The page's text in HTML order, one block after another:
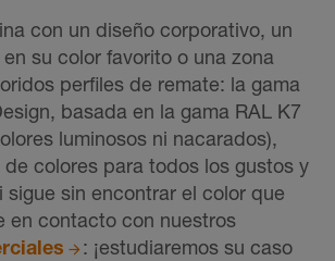
con un diseño corporativo, un
su color favorito o una zona
perfiles de remate: la gama
basada en la gama RAL K7
luminosos ni nacarados),
colores para todos los gustos y
sigue sin encontrar el color que
en contacto con nuestros
: ¡estudiaremos su caso